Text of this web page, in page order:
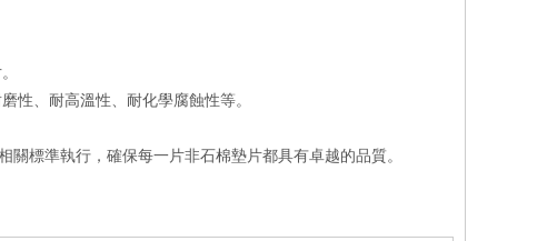
性、耐高溫性、耐化學腐蝕性等。
標準執行，確保每一片非石棉墊片都具有卓越的品質。